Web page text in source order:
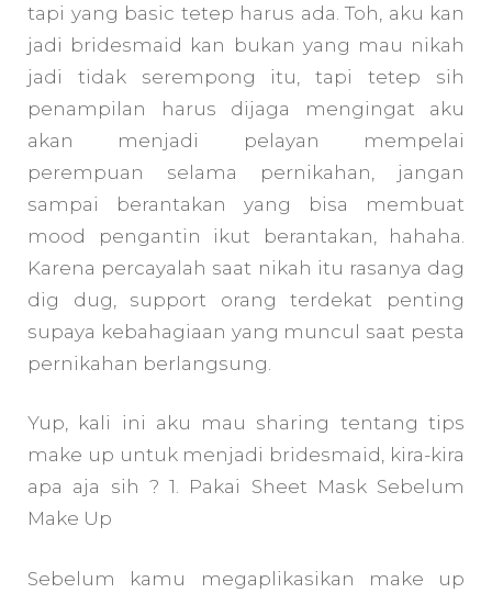
tapi yang basic tetep harus ada. Toh, aku kan
jadi bridesmaid kan bukan yang mau nikah
jadi tidak serempong itu, tapi tetep sih
penampilan harus dijaga mengingat aku
akan menjadi pelayan mempelai
perempuan selama pernikahan, jangan
sampai berantakan yang bisa membuat
mood pengantin ikut berantakan, hahaha.
Karena percayalah saat nikah itu rasanya dag
dig dug, support orang terdekat penting
supaya kebahagiaan yang muncul saat pesta
pernikahan berlangsung.
Yup, kali ini aku mau sharing tentang tips
make up untuk menjadi bridesmaid, kira-kira
apa aja sih ? 1. Pakai Sheet Mask Sebelum
Make Up
Sebelum kamu megaplikasikan make up